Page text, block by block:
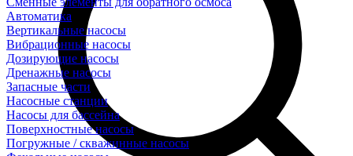
Автоматика
Вертикальные насосы
Вибрационные насосы
Дозирующие насосы
Дренажные насосы
Запасные части
Насосные станции
Насосы для бассейна
Поверхностные насосы
Погружные / скважинные насосы